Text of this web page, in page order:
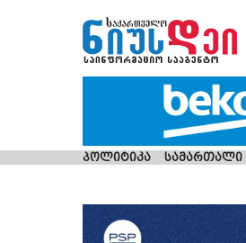
პოლიტიკა სამართალი